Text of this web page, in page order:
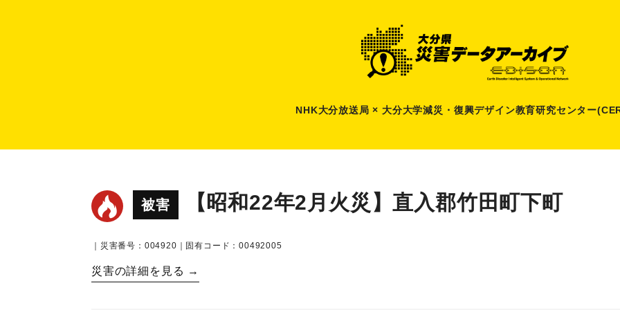
NHK大分放送局 × 大分大学減災 ・ 復興デザイン教育研究センター
被害 【昭和22年2月火災】直入郡竹田町下町
｜災害番号：004920｜固有コード：00492005
災害の詳細を見る →